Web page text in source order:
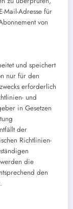
Mail-Adresse für
von
und speichert
nur für den
erforderlich
und
in Gesetzen
der
Richtlinien-
die
den